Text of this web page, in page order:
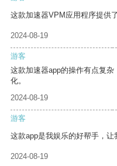
这款加速器VPM应用程序提供
2024-08-19
游客
这款加速器app的操作有点复
化。
2024-08-19
游客
这款app是我娱乐的好帮手，让
2024-08-19